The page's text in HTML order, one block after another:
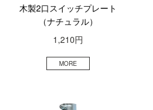
木製2口スイッチプレート
（ナチュラル）
1,210円